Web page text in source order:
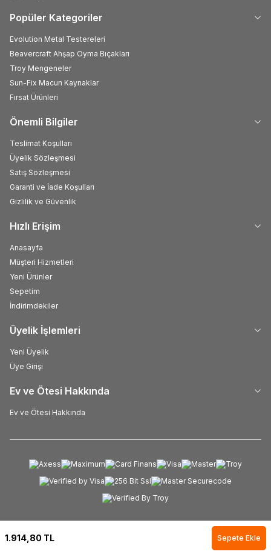
1.914,80 TL Sepete Ekle
Popüler Kategoriler
Evolution Metal Testereleri
Beavercraft Ahşap Oyma Bıçakları
Troy Mengeneler
Sun-Fix Macun Kaynaklar
Fırsat Ürünleri
Önemli Bilgiler
Teslimat Koşulları
Üyelik Sözleşmesi
Satış Sözleşmesi
Garanti ve İade Koşulları
Gizlilik ve Güvenlik
Hızlı Erişim
Anasayfa
Müşteri Hizmetleri
Yeni Ürünler
Sepetim
İndirimdekiler
Üyelik İşlemleri
Yeni Üyelik
Üye Girişi
Ev ve Ötesi Hakkında
Ev ve Ötesi Hakkında